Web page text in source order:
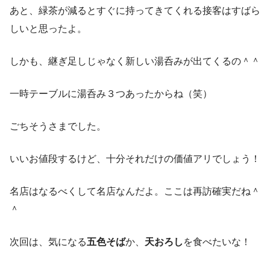
あと、緑茶が減るとすぐに持ってきてくれる接客はすばら
しいと思ったよ。
しかも、継ぎ足しじゃなく新しい湯呑みが出てくるの＾＾
一時テーブルに湯呑み３つあったからね（笑）
ごちそうさまでした。
いいお値段するけど、十分それだけの価値アリでしょう！
名店はなるべくして名店なんだよ。ここは再訪確実だね＾
＾
次回は、気になる五色そばか、 天おろし を食べたいな！